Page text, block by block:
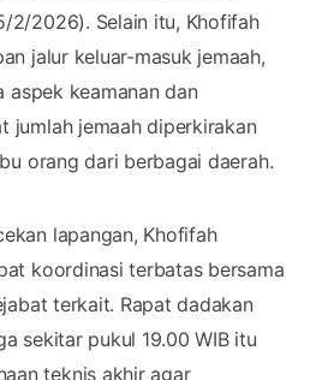
2/2026). Selain itu, Khofifah
jalur keluar-masuk jemaah,
aspek keamanan dan
jumlah jemaah diperkirakan
orang dari berbagai daerah.
lapangan, Khofifah
koordinasi terbatas bersama
terkait. Rapat dadakan
sekitar pukul 19.00 WIB itu
teknis akhir agar